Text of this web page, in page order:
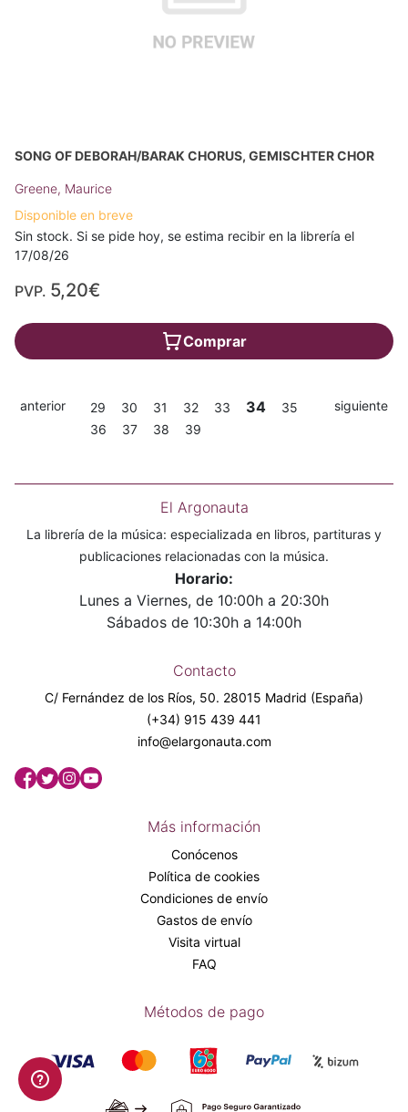
SONG OF DEBORAH/BARAK CHORUS, GEMISCHTER CHOR
Greene, Maurice
Disponible en breve
Sin stock. Si se pide hoy, se estima recibir en la librería el
17/08/26
PVP. 5,20€
Comprar
anterior 29 30 31 32 33 34
35
36
37 38 39
siguiente
El Argonauta
La librería de la música: especializada en libros, partituras y
publicaciones relacionadas con la música.
Horario:
Lunes a Viernes, de 10:00h a 20:30h
Sábados de 10:30h a 14:00h
Contacto
C/ Fernández de los Ríos, 50. 28015 Madrid (España)
(+34) 915 439 441
info@elargonauta.com
Más información
Conócenos
Política de cookies
Condiciones de envío
Gastos de envío
Visita virtual
FAQ
Métodos de pago